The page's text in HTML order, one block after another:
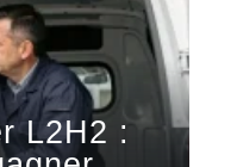
L2H2 :